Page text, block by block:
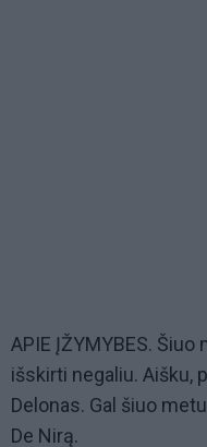
APIE ĮŽYMYBES.
išskirti negaliu. Aišku,
Delonas. Gal šiuo
De Nirą.